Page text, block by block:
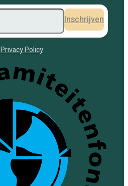
Inschrijven
Privacy Policy